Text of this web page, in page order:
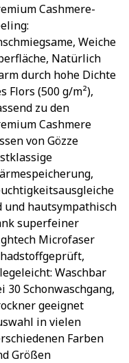
Cashmere-
Weiche
Natürlich
durch hohe Dichte
Flors (500 g/m²),
zu den
Cashmere
von Gözze
und hautsympathisch
superfeiner
Microfaser
Waschbar
30 Schonwaschgang,
geeignet
in vielen
Farben
Größen